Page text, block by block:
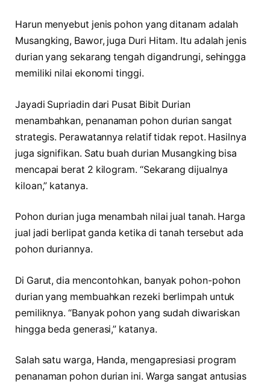
Harun menyebut jenis pohon yang ditanam adalah
Musangking, Bawor, juga Duri Hitam. Itu adalah jenis
durian yang sekarang tengah digandrungi, sehingga
memiliki nilai ekonomi tinggi.
Jayadi Supriadin dari Pusat Bibit Durian
menambahkan, penanaman pohon durian sangat
strategis. Perawatannya relatif tidak repot. Hasilnya
juga signifikan. Satu buah durian Musangking bisa
mencapai berat 2 kilogram. “Sekarang dijualnya
kiloan,” katanya.
Pohon durian juga menambah nilai jual tanah. Harga
jual jadi berlipat ganda ketika di tanah tersebut ada
pohon duriannya.
Di Garut, dia mencontohkan, banyak pohon-pohon
durian yang membuahkan rezeki berlimpah untuk
pemiliknya. “Banyak pohon yang sudah diwariskan
hingga beda generasi,” katanya.
Salah satu warga, Handa, mengapresiasi program
penanaman pohon durian ini. Warga sangat antusias